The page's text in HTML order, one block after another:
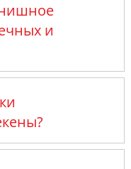
и